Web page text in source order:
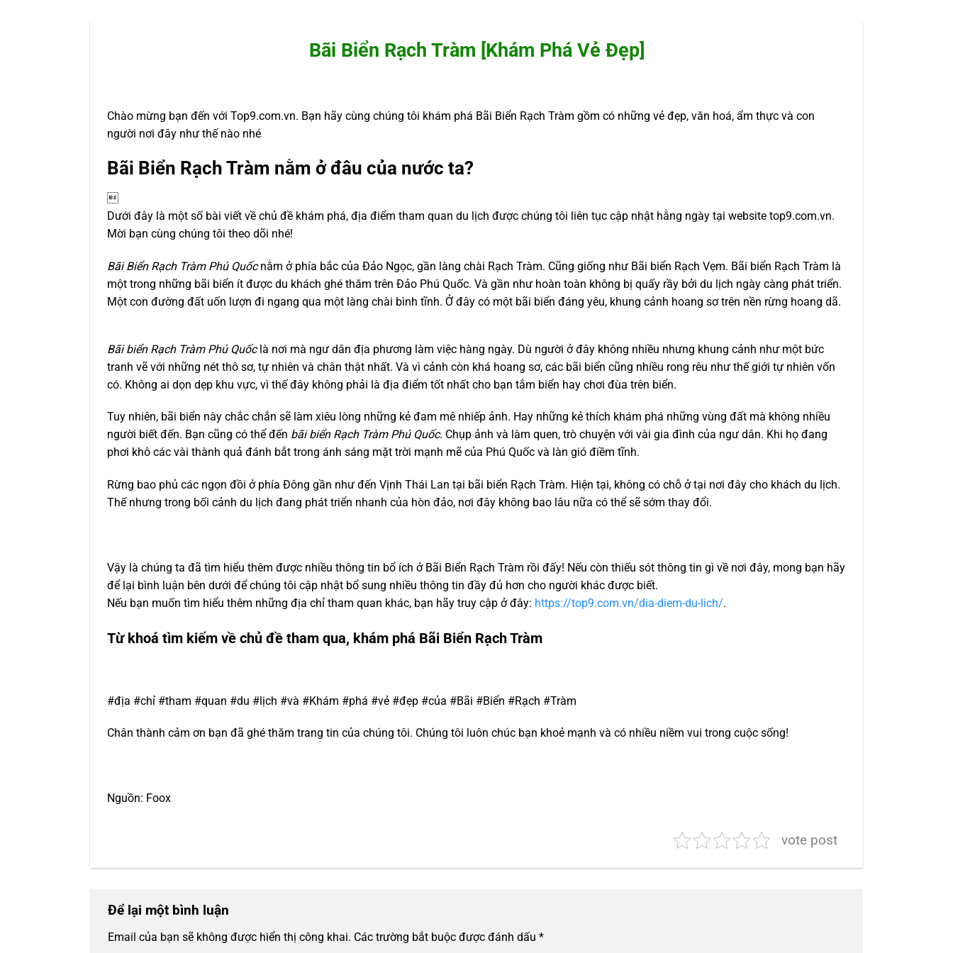
Bãi Biển Rạch Tràm [Khám Phá Vẻ Đẹp]
Chào mừng bạn đến với Top9.com.vn. Bạn hãy cùng chúng tôi khám phá Bãi Biển Rạch Tràm gồm có những vẻ đẹp, văn hoá, ẩm thực và con
người nơi đây như thế nào nhé
Bãi Biển Rạch Tràm nằm ở đâu của nước ta?

Dưới đây là một số bài viết về chủ đề khám phá, địa điểm tham quan du lịch được chúng tôi liên tục cập nhật hằng ngày tại website top9.com.vn.
Mời bạn cùng chúng tôi theo dõi nhé!
Bãi Biển Rạch Tràm Phú Quốcnằm ở phía bắc của Đảo Ngọc, gần làng chài Rạch Tràm. Cũng giống như Bãi biển Rạch Vẹm. Bãi biển Rạch Tràm là
một trong những bãi biển ít được du khách ghé thăm trên Đảo Phú Quốc. Và gần như hoàn toàn không bị quấy rầy bởi du lịch ngày càng phát triển.
Một con đường đất uốn lượn đi ngang qua một làng chài bình tĩnh. Ở đây có một bãi biển đáng yêu, khung cảnh hoang sơ trên nền rừng hoang dã.
Bãi biển Rạch Tràm Phú Quốclà nơi mà ngư dân địa phương làm việc hàng ngày. Dù người ở đây không nhiều nhưng khung cảnh như một bức
tranh vẽ với những nét thô sơ, tự nhiên và chân thật nhất. Và vì cảnh còn khá hoang sơ, các bãi biển cũng nhiều rong rêu như thế giới tự nhiên vốn
có. Không ai dọn dẹp khu vực, vì thế đây không phải là địa điểm tốt nhất cho bạn tắm biển hay chơi đùa trên biển.
Tuy nhiên, bãi biển này chắc chắn sẽ làm xiêu lòng những kẻ đam mê nhiếp ảnh. Hay những kẻ thích khám phá những vùng đất mà không nhiều
người biết đến. Bạn cũng có thể đến bãi biển Rạch Tràm Phú Quốc. Chụp ảnh và làm quen, trò chuyện với vài gia đình của ngư dân. Khi họ đang
phơi khô các vài thành quả đánh bắt trong ánh sáng mặt trời mạnh mẽ của Phú Quốc và làn gió điềm tĩnh.
Rừng bao phủ các ngọn đồi ở phía Đông gần như đến Vịnh Thái Lan tại bãi biển Rạch Tràm. Hiện tại, không có chỗ ở tại nơi đây cho khách du lịch.
Thế nhưng trong bối cảnh du lịch đang phát triển nhanh của hòn đảo, nơi đây không bao lâu nữa có thể sẽ sớm thay đổi.
Vậy là chúng ta đã tìm hiểu thêm được nhiều thông tin bổ ích ở Bãi Biển Rạch Tràm rồi đấy! Nếu còn thiếu sót thông tin gì về nơi đây, mong bạn hãy
để lại bình luận bên dưới để chúng tôi cập nhật bổ sung nhiều thông tin đầy đủ hơn cho người khác được biết.
Nếu bạn muốn tìm hiểu thêm những địa chỉ tham quan khác, bạn hãy truy cập ở đây: https://top9.com.vn/dia-diem-du-lich/.
Từ khoá tìm kiếm về chủ đề tham qua, khám phá Bãi Biển Rạch Tràm
#địa #chỉ #tham #quan #du #lịch #và #Khám #phá #vẻ #đẹp #của #Bãi #Biển #Rạch #Tràm
Chân thành cảm ơn bạn đã ghé thăm trang tin của chúng tôi. Chúng tôi luôn chúc bạn khoẻ mạnh và có nhiều niềm vui trong cuộc sống!
Nguồn: Foox
vote post
Để lại một bình luận
Email của bạn sẽ không được hiển thị công khai. Các trường bắt buộc được đánh dấu *